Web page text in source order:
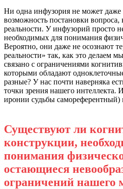
Ни одна инфузория не может даже
возможность постановки вопроса,
реальности. У инфузорий просто
необходимых для понимания
Вероятно, они даже не осознают
реальности» так, как это делаем
связано с ограничениями
которыми обладают
разные? У нас почти наверняка
точки зрения нашего интеллекта.
иронии судьбы самореферентный)
Существуют ли
конструкции,
понимания
остающиеся
ограничений нашего